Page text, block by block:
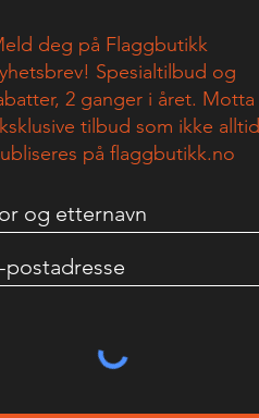
deg på Flaggbutikk
Spesialtilbud og
2 ganger i året. Motta
tilbud som ikke alltid
på flaggbutikk.no